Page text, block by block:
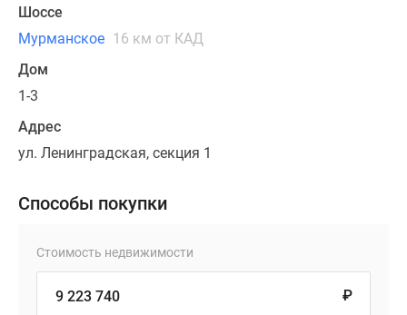
Шоссе
Мурманское 16 км от КАД
Дом
1-3
Адрес
ул. Ленинградская, секция 1
Способы покупки
Стоимость недвижимости
₽